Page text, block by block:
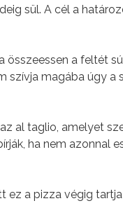
sül. A cél a
összeessen a feltét
szívja magába úgy
al taglio, amelyet
ha nem azonnal
ez a pizza végig